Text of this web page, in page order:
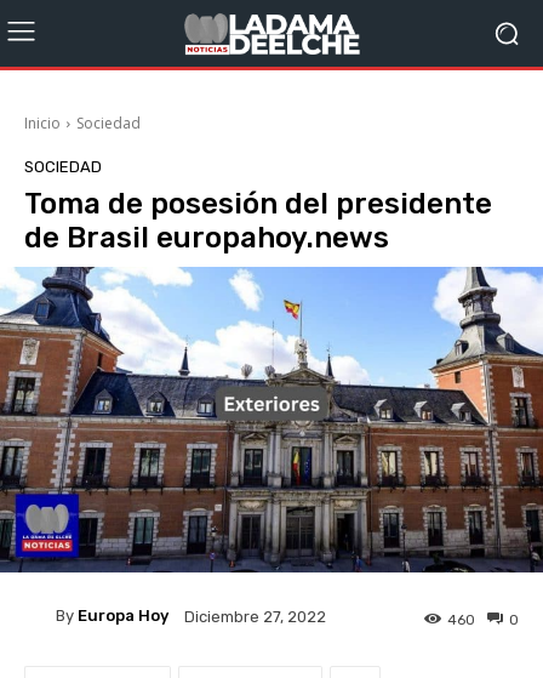
Inicio Sociedad
SOCIEDAD
Toma de posesión del presidente
de Brasil europahoy.news
By Europa Hoy Diciembre 27, 2022 0
460